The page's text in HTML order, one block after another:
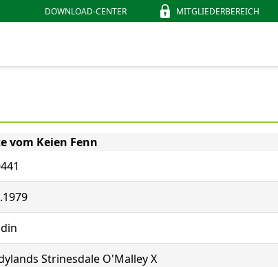
DOWNLOAD-CENTER MITGLIEDERBEREICH
vom Keien Fenn
Strinesdale O'Malley X